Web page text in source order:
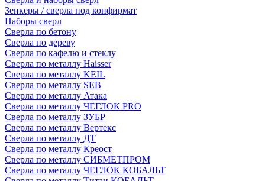
Зенкеры / сверла под конфирмат
Наборы сверл
Сверла по бетону
Сверла по дереву
Сверла по кафелю и стеклу
Сверла по металлу Haisser
Сверла по металлу KEIL
Сверла по металлу SEB
Сверла по металлу Атака
Сверла по металлу ЧЕГЛОК PRO
Сверла по металлу ЗУБР
Сверла по металлу Вертекс
Сверла по металлу ДТ
Сверла по металлу Креост
Сверла по металлу СИБМЕТПРОМ
Сверла по металлу ЧЕГЛОК КОБАЛЬТ